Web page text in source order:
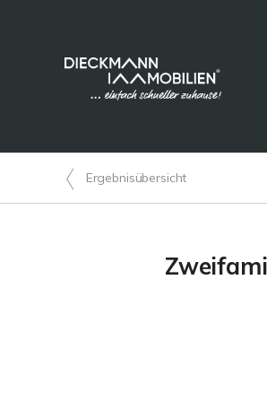
Ergebnisübersicht